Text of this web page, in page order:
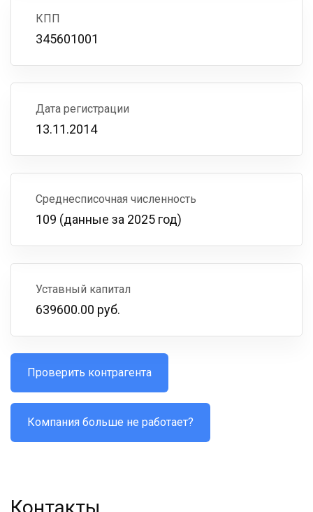
КПП
345601001
Дата регистрации
13.11.2014
Среднесписочная численность
109 (данные за 2025 год)
Уставный капитал
639600.00 руб.
Проверить контрагента
Компания больше не работает?